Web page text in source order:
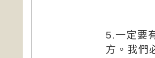
5.一定要
方。我們